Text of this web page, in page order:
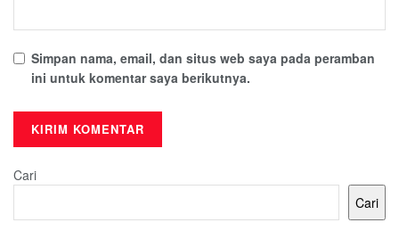
Simpan nama, email, dan situs web saya pada peramban
ini untuk komentar saya berikutnya.
Cari
Cari